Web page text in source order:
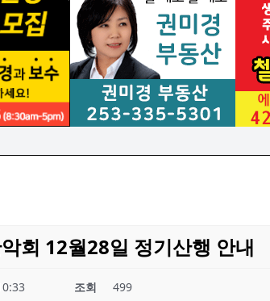
회 12월28일 정기산행 안내
조회 499